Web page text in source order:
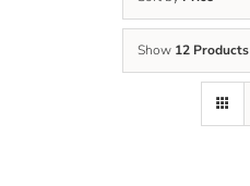
Show 12 Products